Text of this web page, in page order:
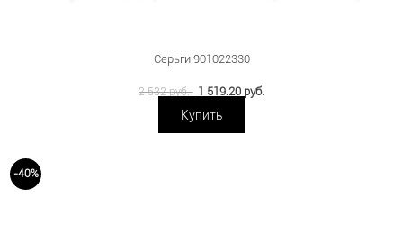
Серьги 901022330
2 532 руб. 1 519.20 руб.
Купить
-40%